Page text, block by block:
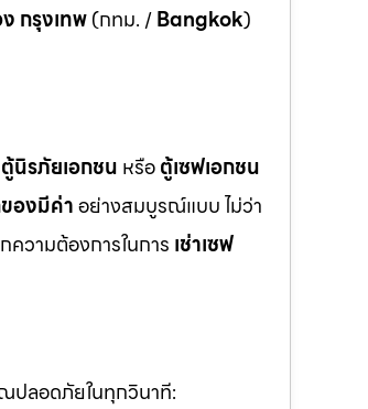
กรุงเทพ(กทม. /Bangkok)
ตู้นิรภัยเอกชน หรือตู้เซฟเอกชน
องมีค่าอย่างสมบูรณ์แบบ ไม่ว่า
วามต้องการในการ เช่าเซฟ
ปลอดภัยในทุกวินาที: